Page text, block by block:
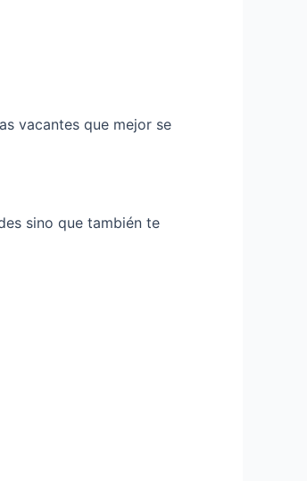
vacantes que mejor se
sino que también te